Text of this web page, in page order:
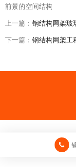
前景的空间结构
上一篇： 钢结构网架玻
下一篇： 钢结构网架工